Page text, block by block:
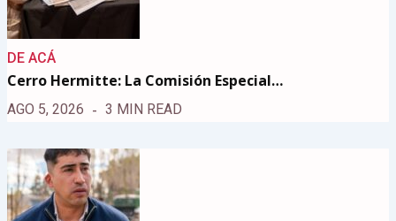
DE ACÁ
Cerro Hermitte: La Comisión Especial…
AGO 5, 2026 3 MIN READ